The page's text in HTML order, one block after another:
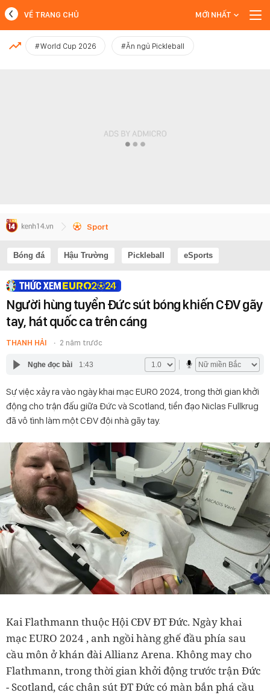
MỚI NHẤT
VỀ TRANG CHỦ MỚI NHẤT
#World Cup 2026 #Ăn ngủ Pickleball
Sport
Bóng đá Hậu Trường Pickleball eSports
Người hùng tuyển Đức sút bóng khiến CĐV gãy
tay, hát quốc ca trên cáng
THANH HẢI 2 năm trước
Nghe đọc bài 1:43
Sự việc xảy ra vào ngày khai mạc EURO 2024, trong thời gian khởi
động cho trận đấu giữa Đức và Scotland, tiền đạo Niclas Fullkrug
đã vô tình làm một CĐV đội nhà gãy tay.
Kai Flathmann thuộc Hội CĐV ĐT Đức. Ngày khai
mạc EURO 2024 , anh ngồi hàng ghế đầu phía sau
cầu môn ở khán đài Allianz Arena. Không may cho
Flathmann, trong thời gian khởi động trước trận Đức
- Scotland, các chân sút ĐT Đức có màn bắn phá cầu